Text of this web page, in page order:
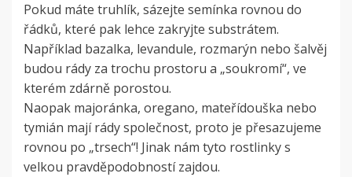
Pokud máte truhlík, sázejte semínka rovnou do
řádků, které pak lehce zakryjte substrátem.
Například bazalka, levandule, rozmarýn nebo šalvěj
budou rády za trochu prostoru a „soukromí“, ve
kterém zdárně porostou.
Naopak majoránka, oregano, mateřídouška nebo
tymián mají rády společnost, proto je přesazujeme
rovnou po „trsech“! Jinak nám tyto rostlinky s
velkou pravděpodobností zajdou.